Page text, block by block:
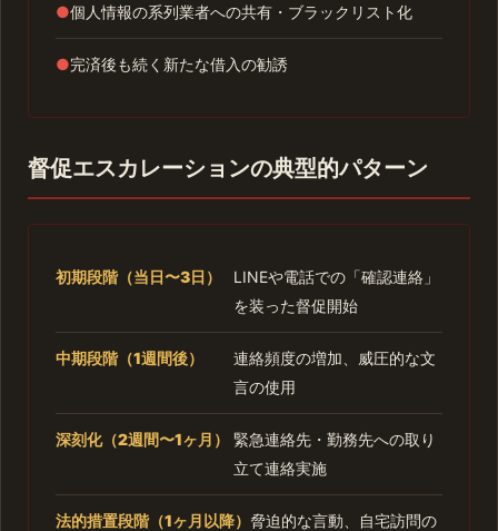
●個人情報の系列業者への共有・ブラックリスト化
●完済後も続く新たな借入の勧誘
督促エスカレーションの典型的パターン
初期段階（当日〜3日）
LINEや電話での「確認連絡」
を装った督促開始
中期段階（1週間後）
連絡頻度の増加、威圧的な文
言の使用
深刻化（2週間〜1ヶ月）
緊急連絡先・勤務先への取り
立て連絡実施
法的措置段階（1ヶ月以降） 脅迫的な言動、自宅訪問の